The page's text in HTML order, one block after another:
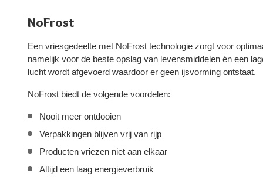
NoFrost
Een vriesgedeelte met NoFrost technologie zorgt voor
namelijk voor de beste opslag van levensmiddelen én een
lucht wordt afgevoerd waardoor er geen ijsvorming ontstaat.
NoFrost biedt de volgende voordelen:
Nooit meer ontdooien
Verpakkingen blijven vrij van rijp
Producten vriezen niet aan elkaar
Altijd een laag energieverbruik